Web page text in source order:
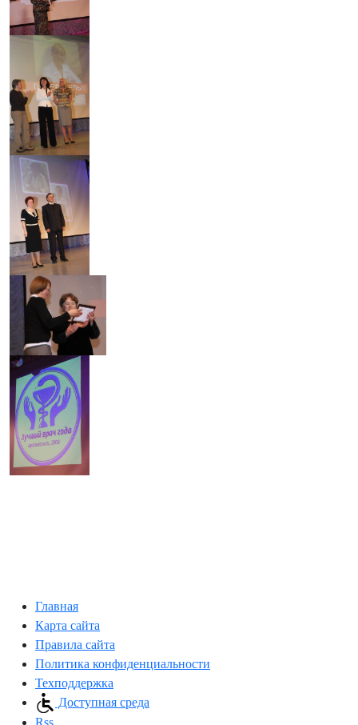
Главная
Карта сайта
Правила сайта
Политика конфиденциальности
Техподдержка
Доступная среда